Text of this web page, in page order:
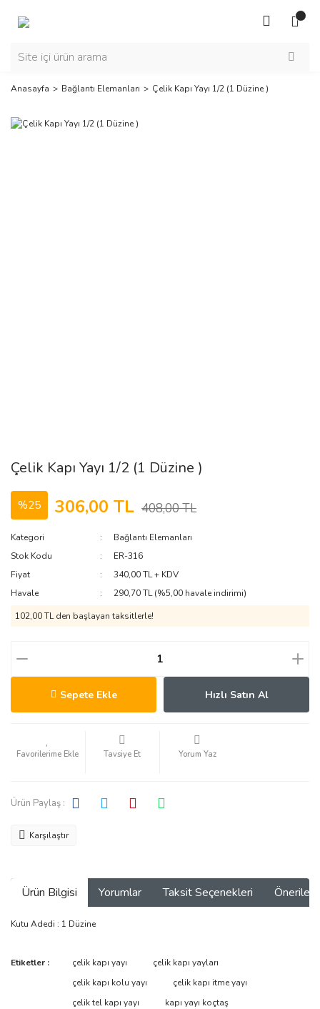
Anasayfa Bağlantı Elemanları Çelik Kapı Yayı 1/2 (1 Düzine )
Çelik Kapı Yayı 1/2 (1 Düzine )
%25 306,00 TL 408,00 TL
Kategori
Bağlantı Elemanları
Stok Kodu
ER-316
Fiyat
340,00 TL + KDV
Havale
290,70 TL (%5,00 havale indirimi)
102,00 TL den başlayan taksitlerle!
Sepete Ekle Hızlı Satın Al
Tavsiye Et Yorum Yaz
Ürün Paylaş :
Karşılaştır
Ürün Bilgisi Yorumlar Taksit Seçenekleri
Kutu Adedi : 1 Düzine
Bu ürüne ilk yorumu siz yapın!
Bu ürünün fiyat bilgisi, resim, ürün açıklamalarında ve diğer
tarafımıza iletebilirsiniz.
Görüş ve önerileriniz için teşekkür ederiz.
Etiketler : çelik kapı yayı
çelik kapı yayları
çelik kapı kolu yayı
çelik kapı itme yayı
çelik tel kapı yayı
kapı yayı koçtaş